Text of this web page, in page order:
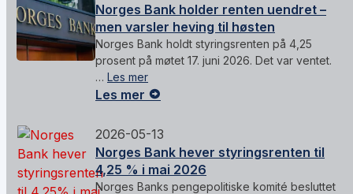
Norges Bank holder renten uendret –
men varsler heving til høsten
Norges Bank holdt styringsrenten på 4,25
prosent på møtet 17. juni 2026. Det var ventet.
… Les mer
Les mer
2026-05-13
Norges Bank hever styringsrenten til
4,25 % i mai 2026
Norges Banks pengepolitiske komité besluttet